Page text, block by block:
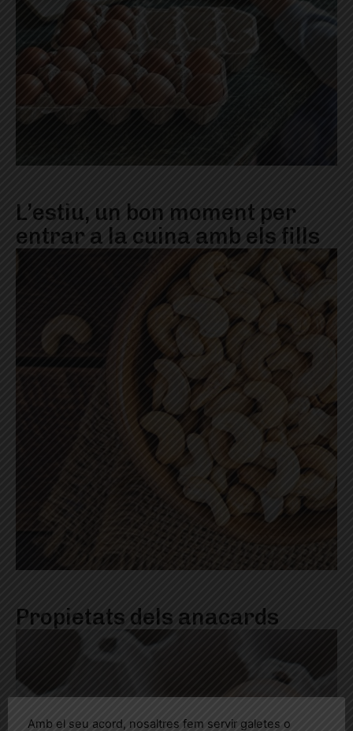
L’estiu, un bon moment per
entrar a la cuina amb els fills
Propietats dels anacards
Amb el seu acord, nosaltres fem servir galetes o